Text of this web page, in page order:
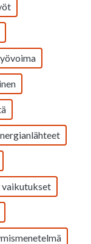
vaikutukset